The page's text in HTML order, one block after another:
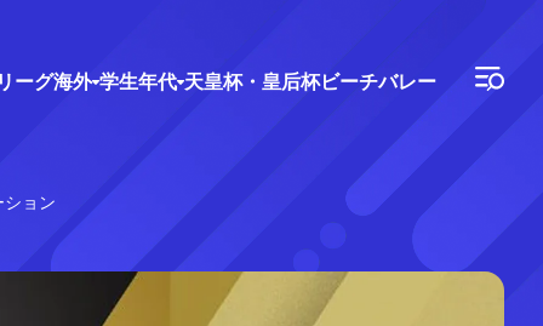
ーグ海外 学生年代 天皇杯・皇后杯ビーチバレー
ョン